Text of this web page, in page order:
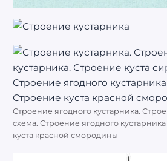
Строение ягодного кустарника.
схема. Строение ягодного
куста красной смородины